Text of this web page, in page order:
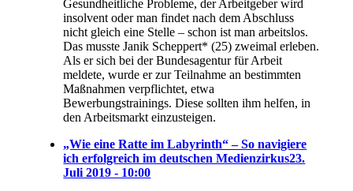
Gesundheitliche Probleme, der Arbeitgeber wird
insolvent oder man findet nach dem Abschluss
nicht gleich eine Stelle – schon ist man arbeitslos.
Das musste Janik Scheppert* (25) zweimal erleben.
Als er sich bei der Bundesagentur für Arbeit
meldete, wurde er zur Teilnahme an bestimmten
Maßnahmen verpflichtet, etwa
Bewerbungstrainings. Diese sollten ihm helfen, in
den Arbeitsmarkt einzusteigen.
„Wie eine Ratte im Labyrinth“ – So navigiere
ich erfolgreich im deutschen Medienzirkus23.
Juli 2019 - 10:00